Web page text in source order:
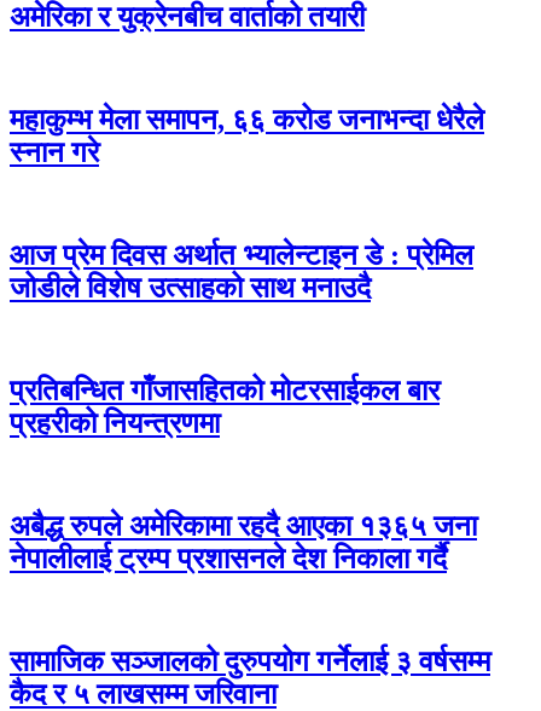
अमेरिका र युक्रेनबीच वार्ताको तयारी
महाकुम्भ मेला समापन, ६६ करोड जनाभन्दा धेरैले
स्नान गरे
आज प्रेम दिवस अर्थात भ्यालेन्टाइन डे : प्रेमिल
जोडीले विशेष उत्साहको साथ मनाउदै
प्रतिबन्धित गाँजासहितको मोटरसाईकल बार
प्रहरीको नियन्त्रणमा
अबैद्ध रुपले अमेरिकामा रहदै आएका १३६५ जना
नेपालीलाई ट्रम्प प्रशासनले देश निकाला गर्दै
सामाजिक सञ्जालको दुरुपयोग गर्नेलाई ३ वर्षसम्म
कैद र ५ लाखसम्म जरिवाना